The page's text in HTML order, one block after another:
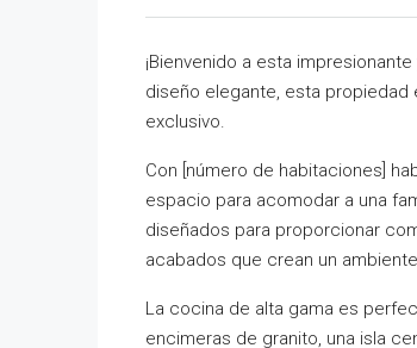
¡Bienvenido a esta
diseño elegante, esta propiedad
exclusivo.
Con [número de habitaciones]
espacio para acomodar a una
diseñados para proporcionar
acabados que crean un
La cocina de alta gama es
encimeras de granito, una isla